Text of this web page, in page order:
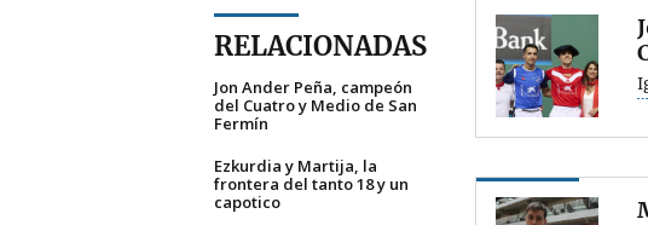
RELACIONADAS
Jon Ander Peña, campeón
del Cuatro y Medio de San
Fermín
Ezkurdia y Martija, la
frontera del tanto 18 y un
capotico